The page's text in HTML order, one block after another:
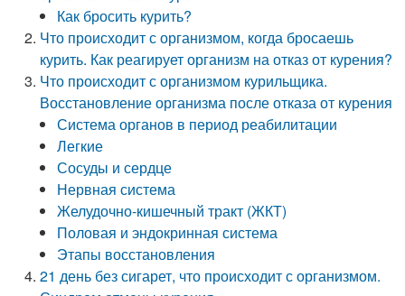
Как бросить курить?
Что происходит с организмом, когда бросаешь
курить. Как реагирует организм на отказ от курения?
Что происходит с организмом курильщика.
Восстановление организма после отказа от курения
Система органов в период реабилитации
Легкие
Сосуды и сердце
Нервная система
Желудочно-кишечный тракт (ЖКТ)
Половая и эндокринная система
Этапы восстановления
21 день без сигарет, что происходит с организмом.